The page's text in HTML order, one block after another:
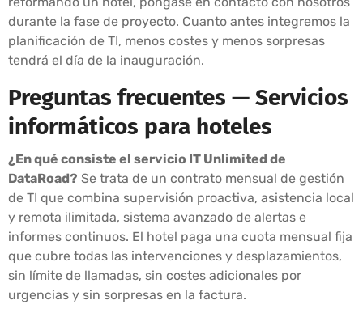
durante la fase de proyecto. Cuanto antes integremos la
planificación de TI, menos costes y menos sorpresas
tendrá el día de la inauguración.
Preguntas frecuentes — Servicios
informáticos para hoteles
¿En qué consiste el servicio IT Unlimited de
DataRoad? Se trata de un contrato mensual de gestión
de TI que combina supervisión proactiva, asistencia local
y remota ilimitada, sistema avanzado de alertas e
informes continuos. El hotel paga una cuota mensual fija
que cubre todas las intervenciones y desplazamientos,
sin límite de llamadas, sin costes adicionales por
urgencias y sin sorpresas en la factura.